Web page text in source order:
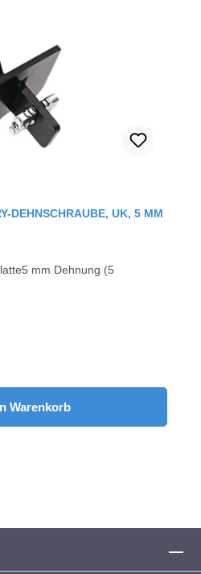
DEHNSCHRAUBE, UK, 5 MM
mm Dehnung (5
Gib den gewünschten
Warenkorb